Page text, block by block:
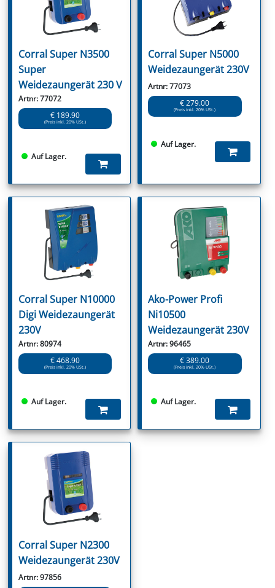
Corral Super N3500
Super
Weidezaungerät 230 V
Artnr: 77072
€ 189.90
(Preis inkl. 20% USt.)
Auf Lager.
Corral Super N5000
Weidezaungerät 230V
Artnr: 77073
€ 279.00
(Preis inkl. 20% USt.)
Auf Lager.
Corral Super N10000
Digi Weidezaungerät
230V
Artnr: 80974
€ 468.90
(Preis inkl. 20% USt.)
Auf Lager.
Ako-Power Profi
Ni10500
Weidezaungerät 230V
Artnr: 96465
€ 389.00
(Preis inkl. 20% USt.)
Auf Lager.
Corral Super N2300
Weidezaungerät 230V
Artnr: 97856